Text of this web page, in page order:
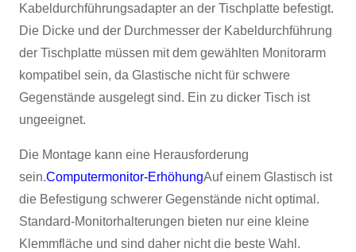
Kabeldurchführungsadapter an der Tischplatte befestigt.
Die Dicke und der Durchmesser der Kabeldurchführung
der Tischplatte müssen mit dem gewählten Monitorarm
kompatibel sein, da Glastische nicht für schwere
Gegenstände ausgelegt sind. Ein zu dicker Tisch ist
ungeeignet.
Die Montage kann eine Herausforderung
sein.Computermonitor-ErhöhungAuf einem Glastisch ist
die Befestigung schwerer Gegenstände nicht optimal.
Standard-Monitorhalterungen bieten nur eine kleine
Klemmfläche und sind daher nicht die beste Wahl.